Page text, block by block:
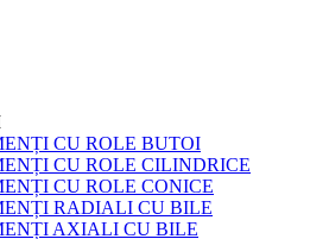
CU ROLE BUTOI
CU ROLE CILINDRICE
CU ROLE CONICE
RADIALI CU BILE
AXIALI CU BILE